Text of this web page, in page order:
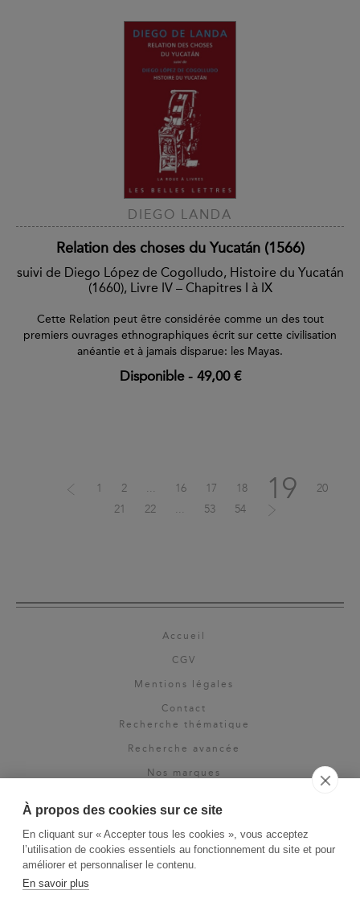
À propos des cookies sur ce site
En cliquant sur « Accepter tous les cookies », vous acceptez
l’utilisation de cookies essentiels au fonctionnement du site et pour
améliorer et personnaliser le contenu.
En savoir plus
DIEGO LANDA
Relation des choses du Yucatán (1566)
suivi de Diego López de Cogolludo, Histoire du Yucatán
(1660), Livre IV – Chapitres I à IX
Cette Relation peut être considérée comme un des tout
premiers ouvrages ethnographiques écrit sur cette civilisation
anéantie et à jamais disparue: les Mayas.
Disponible- 49,00 €
1 2 ... 16 17 18 19
20
21
22 ... 53 54
Accueil
CGV
Mentions légales
Contact
Recherche thématique
Recherche avancée
Nos marques
Espace pro
Newsletter
La Vie des Classiques